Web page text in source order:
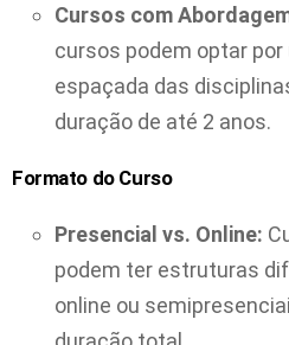
Cursos com
cursos podem optar
espaçada das
duração de até 2 anos.
Formato do Curso
Presencial vs. Online:
podem ter estruturas
online ou